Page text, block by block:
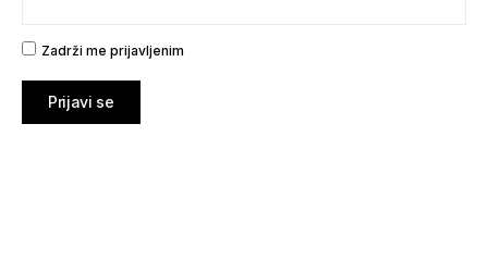
Zadrži me prijavljenim
Prijavi se